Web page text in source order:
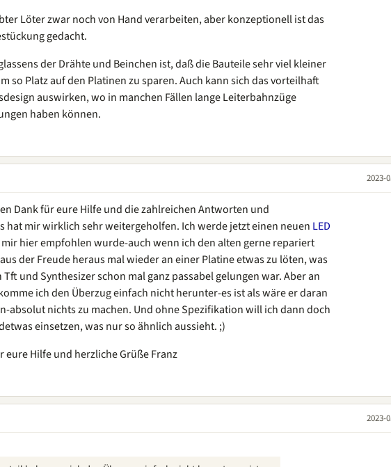
Löter zwar noch von Hand verarbeiten, aber konzeptionell ist das
gedacht.
der Drähte und Beinchen ist, daß die Bauteile sehr viel kleiner
so Platz auf den Platinen zu sparen. Auch kann sich das vorteilhaft
auswirken, wo in manchen Fällen lange Leiterbahnzüge
haben können.
2023-
Dank für eure Hilfe und die zahlreichen Antworten und
hat mir wirklich sehr weitergeholfen. Ich werde jetzt einen neuen LED
hier empfohlen wurde-auch wenn ich den alten gerne repariert
der Freude heraus mal wieder an einer Platine etwas zu löten, was
und Synthesizer schon mal ganz passabel gelungen war. Aber an
ich den Überzug einfach nicht herunter-es ist als wäre er daran
absolut nichts zu machen. Und ohne Spezifikation will ich dann doch
einsetzen, was nur so ähnlich aussieht. ;)
eure Hilfe und herzliche Grüße Franz
2023-